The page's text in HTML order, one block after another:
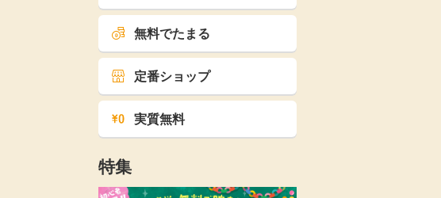
無料でたまる
定番ショップ
実質無料
特集